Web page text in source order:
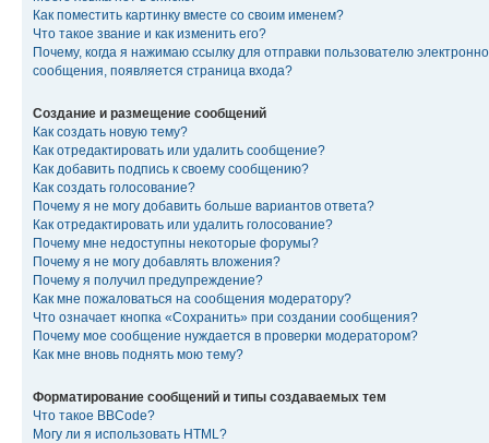
Как поместить картинку вместе со своим именем?
Что такое звание и как изменить его?
Почему, когда я нажимаю ссылку для отправки пользователю
сообщения, появляется страница входа?
Создание и размещение сообщений
Как создать новую тему?
Как отредактировать или удалить сообщение?
Как добавить подпись к своему сообщению?
Как создать голосование?
Почему я не могу добавить больше вариантов ответа?
Как отредактировать или удалить голосование?
Почему мне недоступны некоторые форумы?
Почему я не могу добавлять вложения?
Почему я получил предупреждение?
Как мне пожаловаться на сообщения модератору?
Что означает кнопка «Сохранить» при создании сообщения?
Почему мое сообщение нуждается в проверки модератором?
Как мне вновь поднять мою тему?
Форматирование сообщений и типы создаваемых тем
Что такое BBCode?
Могу ли я использовать HTML?